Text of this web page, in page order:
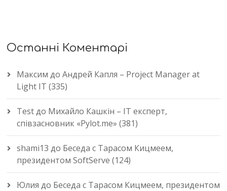
Останні Коментарі
Максим доАндрей Капля – Project Manager at
Light IT (335)
Testдо Михайло Кашкін – IT експерт,
співзасновник «Pylot.me» (381)
shami13 до Беседа с Тарасом Кицмеем,
президентом SoftServe (124)
Юлия до Беседа с Тарасом Кицмеем, президентом